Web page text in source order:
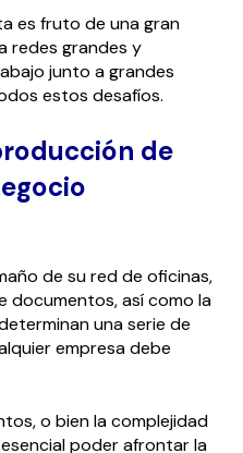
es fruto de una gran
redes grandes y
junto a grandes
estos desafíos.
de
de su red de oficinas,
documentos, así como la
una serie de
empresa debe
o bien la complejidad
poder afrontar la